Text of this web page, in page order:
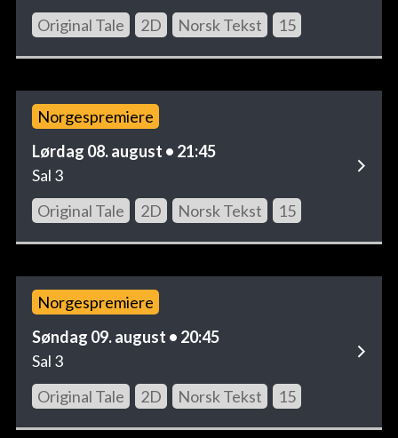
Original Tale
2D Norsk Tekst 15
Norgespremiere
Lørdag 08. august • 21:45
Sal 3
Original Tale
2D Norsk Tekst 15
Norgespremiere
Søndag 09. august • 20:45
Sal 3
Original Tale
2D Norsk Tekst 15